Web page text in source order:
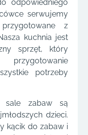
odpowiedniego
serwujemy
z
kuchnia jest
sprzęt, który
potrzeby
sale zabaw są
dzieci.
kącik do zabaw i